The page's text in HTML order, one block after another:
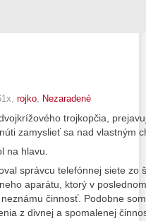
rojko Nezaradené
trojkopčia,
zamyslieť sa nad vlastným
na hlavu.
správcu telefónnej siete zo
aparátu, ktorý v
činnosť. Podobne
z divnej a spomalenej